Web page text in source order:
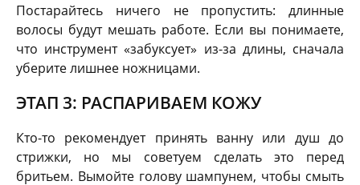
Постарайтесь ничего не пропустить: длинные
волосы будут мешать работе. Если вы понимаете,
что инструмент «забуксует» из-за длины, сначала
уберите лишнее ножницами.
ЭТАП 3: РАСПАРИВАЕМ КОЖУ
Кто-то рекомендует принять ванну или душ до
стрижки, но мы советуем сделать это перед
бритьем. Вымойте голову шампунем, чтобы смыть